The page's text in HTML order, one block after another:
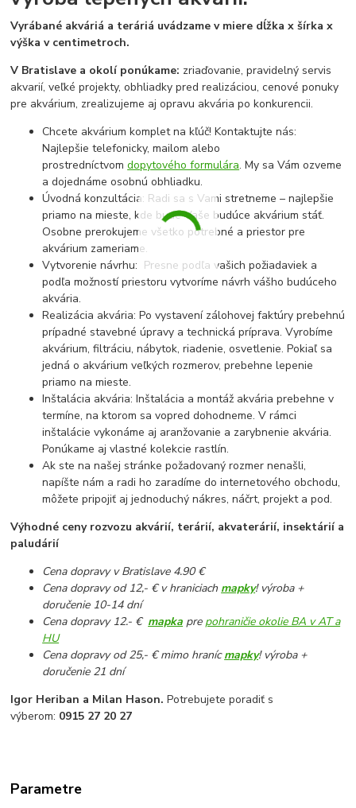
Vyrábané akváriá a teráriá uvádzame v miere dĺžka x šírka x
výška v centimetroch.
V Bratislave a okolí ponúkame: zriaďovanie, pravidelný servis
akvarií, veľké projekty, obhliadky pred realizáciou, cenové ponuky
pre akvárium, zrealizujeme aj opravu akvária po konkurencii.
Chcete akvárium komplet na kľúč! Kontaktujte nás:
Najlepšie telefonicky, mailom alebo
prostredníctvomdopytového formulára. My sa Vám ozveme
a dojednáme osobnú obhliadku.
Úvodná konzultácia: Radi sa s Vami stretneme – najlepšie
priamo na mieste, kde bude Vaše budúce akvárium stáť.
Osobne prerokujeme všetko potrebné a priestor pre
akvárium zameriame.
Vytvorenie návrhu: Presne podľa vašich požiadaviek a
podľa možností priestoru vytvoríme návrh vášho budúceho
akvária.
Realizácia akvária: Po vystavení zálohovej faktúry prebehnú
prípadné stavebné úpravy a technická príprava. Vyrobíme
akvárium, filtráciu, nábytok, riadenie, osvetlenie. Pokiaľ sa
jedná o akvárium veľkých rozmerov, prebehne lepenie
priamo na mieste.
Inštalácia akvária: Inštalácia a montáž akvária prebehne v
termíne, na ktorom sa vopred dohodneme. V rámci
inštalácie vykonáme aj aranžovanie a zarybnenie akvária.
Ponúkame aj vlastné kolekcie rastlín.
Ak ste na našej stránke požadovaný rozmer nenašli,
napíšte nám a radi ho zaradíme do internetového obchodu,
môžete pripojiť aj jednoduchý nákres, náčrt, projekt a pod.
Výhodné ceny rozvozu akvárií, terárií, akvaterárií, insektárií a
paludárií
Cena dopravy v Bratislave 4.90 €
Cena dopravy od 12,- € v hraniciach mapky! výroba +
doručenie 10-14 dní
Cena dopravy 12.- € mapka pre pohraničie okolie BA v AT a
HU
Cena dopravy od 25,- € mimo hranícmapky! výroba +
doručenie 21 dní
Igor Heriban a Milan Hason.Potrebujete poradiť s
výberom: 0915 27 20 27
Parametre